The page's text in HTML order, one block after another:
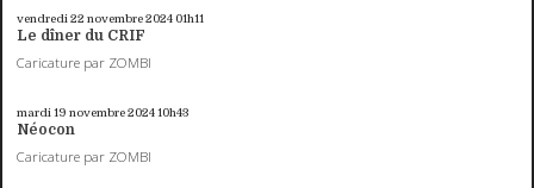
vendredi 22 novembre 2024 01h11
Le dîner du CRIF
Caricature par ZOMBI
mardi 19 novembre 202410h43
Néocon
Caricature par ZOMBI